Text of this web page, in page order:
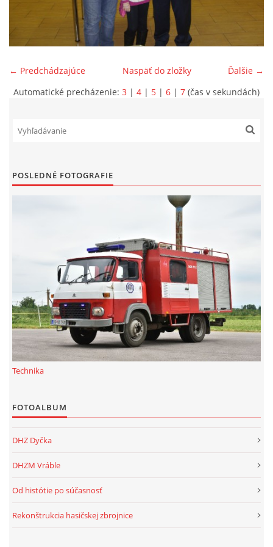
KONTAKTY
© 2026 eStránky.sk|Aktualizované 22. 7. 2026|Hore ↑
← Predchádzajúce Ďalšie →
Naspäť do zložky
Automatické precházenie: 3 | 4 | 5 | 6 | 7 (čas v sekundách)
POSLEDNÉ FOTOGRAFIE
Technika
FOTOALBUM
DHZ Dyčka
DHZM Vráble
Od histótie po súčasnosť
Rekonštrukcia hasičskej zbrojnice